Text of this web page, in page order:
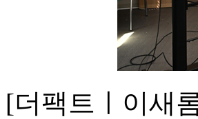
[더팩트ㅣ이새